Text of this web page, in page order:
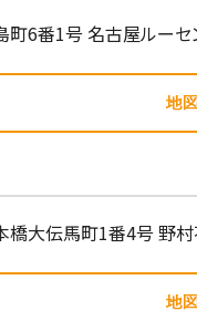
6番1号 名古屋ルーセ
大伝馬町1番4号 野